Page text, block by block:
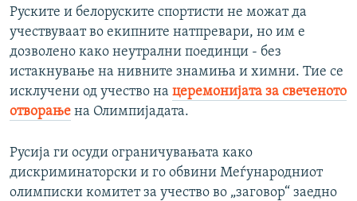
Руските и белоруските спортисти не можат да
учествуваат во екипните натпревари, но им е
дозволено како неутрални поединци - без
истакнување на нивните знамиња и химни. Тие се
исклучени од учество на церемонијата за свеченото
отворање на Олимпијадата.
Русија ги осуди ограничувањата како
дискриминаторски и го обвини Меѓународниот
олимписки комитет за учество во „заговор“ заедно